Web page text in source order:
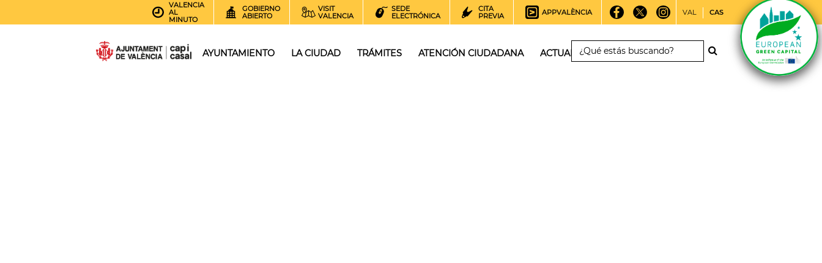
VALENCIA
AL
MINUTO
GOBIERNO
ABIERTO
VISIT
VALENCIA
SEDE
ELECTRÓNICA
CITA
PREVIA
APPVALÈNCIA VAL CAS
AYUNTAMIENTO LA CIUDAD TRÁMITES ATENCIÓN CIUDADANA ACTUALIDAD